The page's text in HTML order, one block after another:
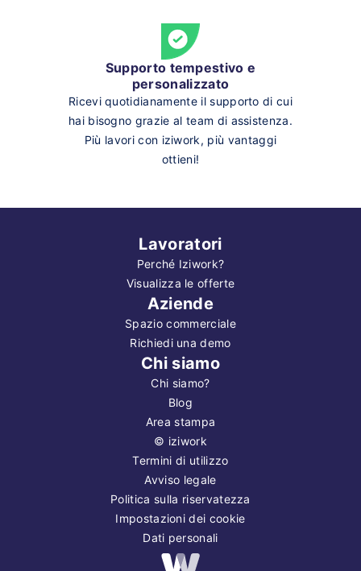
Supporto tempestivo e
personalizzato
Ricevi quotidianamente il supporto di cui
hai bisogno grazie al team di assistenza.
Più lavori con iziwork, più vantaggi
ottieni!
Lavoratori
Perché Iziwork?
Visualizza le offerte
Aziende
Spazio commerciale
Richiedi una demo
Chi siamo
Chi siamo?
Blog
Area stampa
© iziwork
Termini di utilizzo
Avviso legale
Politica sulla riservatezza
Impostazioni dei cookie
Dati personali